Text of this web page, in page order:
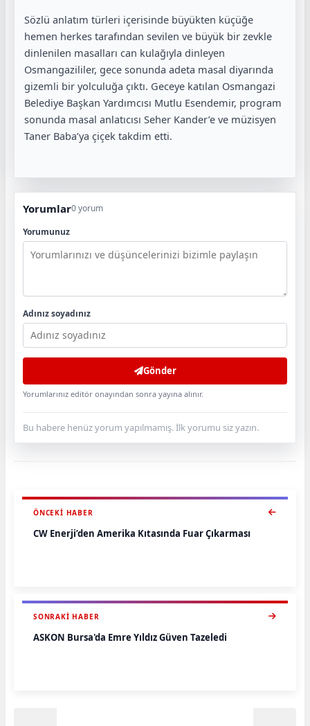
Sözlü anlatım türleri içerisinde büyükten küçüğe
hemen herkes tarafından sevilen ve büyük bir zevkle
dinlenilen masalları can kulağıyla dinleyen
Osmangazililer, gece sonunda adeta masal diyarında
gizemli bir yolculuğa çıktı. Geceye katılan Osmangazi
Belediye Başkan Yardımcısı Mutlu Esendemir, program
sonunda masal anlatıcısı Seher Kander’e ve müzisyen
Taner Baba’ya çiçek takdim etti.
Yorumlar0 yorum
Yorumunuz
Adınız soyadınız
Gönder
Yorumlarınız editör onayından sonra yayına alınır.
Bu habere henüz yorum yapılmamış. İlk yorumu siz yazın.
ÖNCEKI HABER
CW Enerji’den Amerika Kıtasında Fuar Çıkarması
SONRAKI HABER
ASKON Bursa'da Emre Yıldız Güven Tazeledi